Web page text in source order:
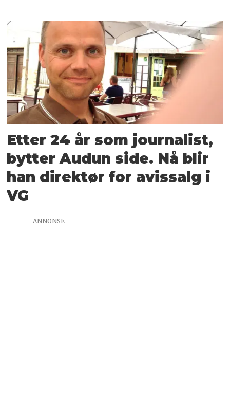
Etter 24 år som journalist,
bytter Audun side. Nå blir
han direktør for avissalg i
VG
ANNONSE